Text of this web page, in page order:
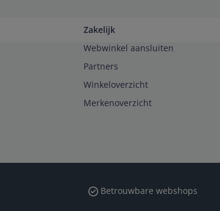
Zakelijk
Webwinkel aansluiten
Partners
Winkeloverzicht
Merkenoverzicht
Betrouwbare webshops